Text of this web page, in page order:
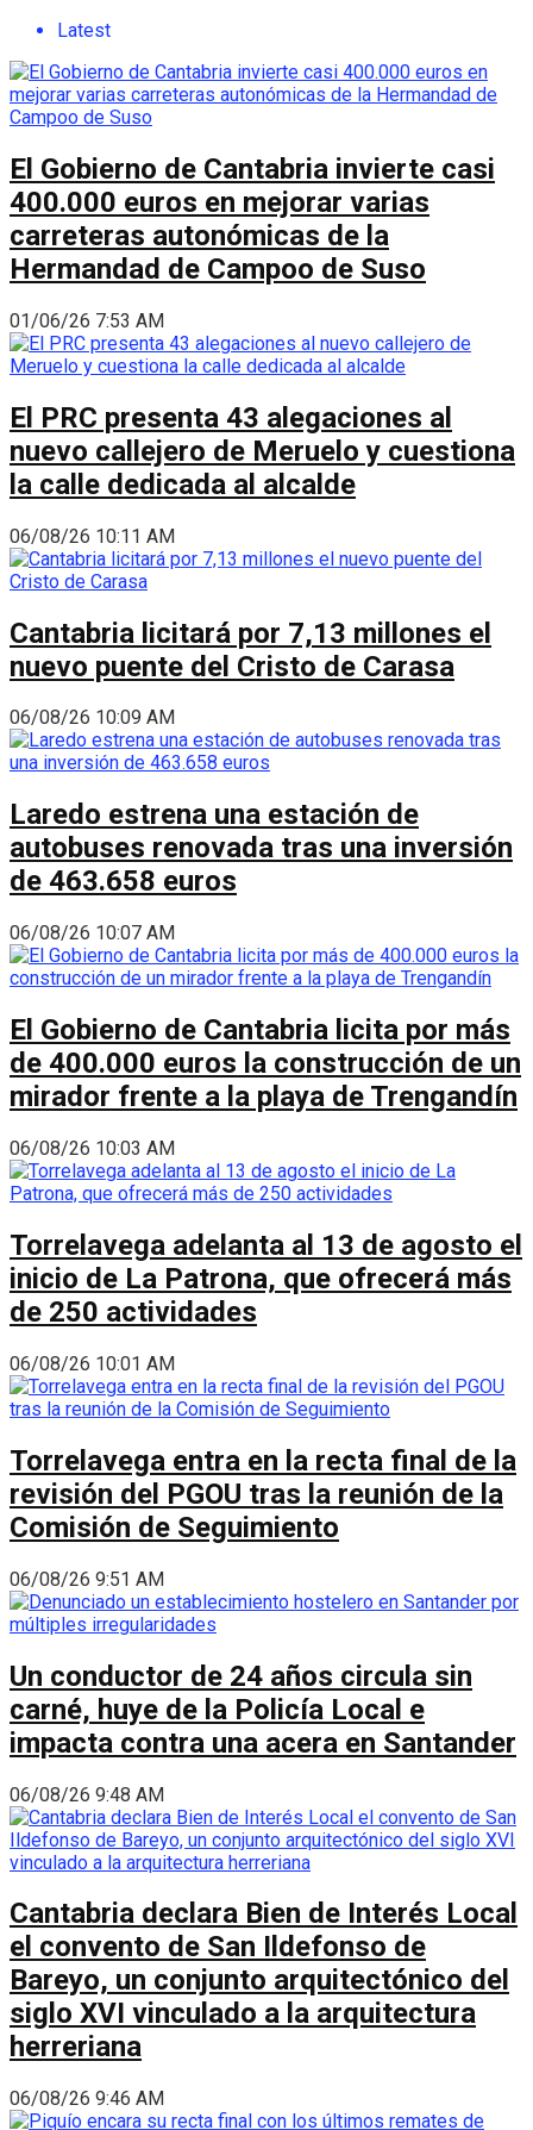
Latest
El Gobierno de Cantabria invierte casi
400.000 euros en mejorar varias
carreteras autonómicas de la
Hermandad de Campoo de Suso
01/06/26 7:53 AM
El PRC presenta 43 alegaciones al
nuevo callejero de Meruelo y cuestiona
la calle dedicada al alcalde
06/08/26 10:11 AM
Cantabria licitará por 7,13 millones el
nuevo puente del Cristo de Carasa
06/08/26 10:09 AM
Laredo estrena una estación de
autobuses renovada tras una inversión
de 463.658 euros
06/08/26 10:07 AM
El Gobierno de Cantabria licita por más
de 400.000 euros la construcción de un
mirador frente a la playa de Trengandín
06/08/26 10:03 AM
Torrelavega adelanta al 13 de agosto el
inicio de La Patrona, que ofrecerá más
de 250 actividades
06/08/26 10:01 AM
Torrelavega entra en la recta final de la
revisión del PGOU tras la reunión de la
Comisión de Seguimiento
06/08/26 9:51 AM
Un conductor de 24 años circula sin
carné, huye de la Policía Local e
impacta contra una acera en Santander
06/08/26 9:48 AM
Cantabria declara Bien de Interés Local
el convento de San Ildefonso de
Bareyo, un conjunto arquitectónico del
siglo XVI vinculado a la arquitectura
herreriana
06/08/26 9:46 AM